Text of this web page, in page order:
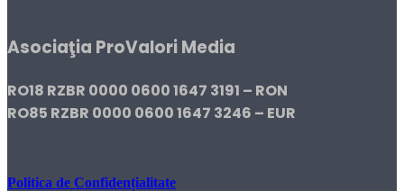
Asociaţia ProValori Media
RO18 RZBR 0000 0600 1647 3191 – RON
RO85 RZBR 0000 0600 1647 3246 – EUR
Politica de Confidențialitate